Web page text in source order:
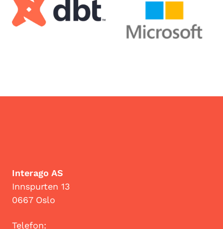
Interago AS
Innspurten 13
0667 Oslo
Telefon: